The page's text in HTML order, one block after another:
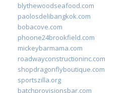
blythewoodseafood.com
paolosdelibangkok.com
bobacove.com
phoone24brookfield.com
mickeybarmama.com
roadwayconstructioninc.com
shopdragonflyboutique.com
sportszilla.org
batchprovisionsbar.com